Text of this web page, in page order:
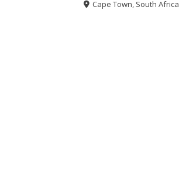
Cape Town, South Africa